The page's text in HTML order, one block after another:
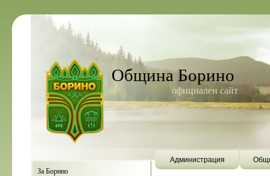
Община Борино
официален сайт
Администрация
За Борино